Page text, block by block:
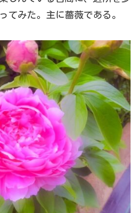
てみた。主に薔薇である。